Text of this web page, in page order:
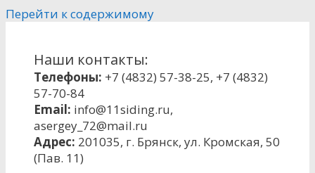
Перейти к содержимому
Наши контакты:
Телефоны: +7 (4832) 57-38-25, +7 (4832)
57-70-84
Email: info@11siding.ru,
asergey_72@mail.ru
Адрес: 201035, г. Брянск, ул. Кромская, 50
(Пав. 11)